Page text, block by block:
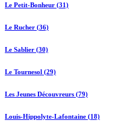
Le Petit-Bonheur (31)
Le Rucher (36)
Le Sablier (30)
Le Tournesol (29)
Les Jeunes Découvreurs (79)
Louis-Hippolyte-Lafontaine (18)